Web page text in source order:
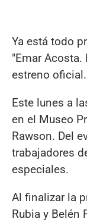
Ya está todo
"Emar Acosta.
estreno oficial.
Este lunes a
en el Museo
Rawson. Del
trabajadores
especiales.
Al finalizar la
Rubia y Belén